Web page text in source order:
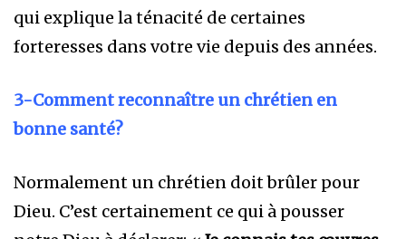
qui explique la ténacité de certaines
forteresses dans votre vie depuis des années.
3-Comment reconnaître un chrétien en
bonne santé?
Normalement un chrétien doit brûler pour
Dieu. C’est certainement ce qui à pousser